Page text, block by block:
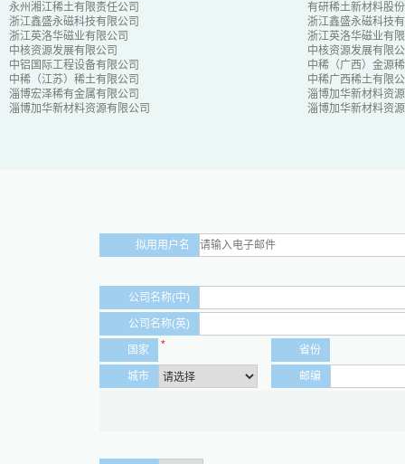
永州湘江稀土有限责任公司
有研稀土新材料股
浙江鑫盛永磁科技有限公司
浙江鑫盛永磁科技
浙江英洛华磁业有限公司
浙江英洛华磁业有
中核资源发展有限公司
中核资源发展有限
中铝国际工程设备有限公司
中稀（广西）金源
中稀（江苏）稀土有限公司
中稀广西稀土有限
淄博宏泽稀有金属有限公司
淄博加华新材料资
淄博加华新材料资源有限公司
淄博加华新材料资
拟用用户名
公司名称(中)
公司名称(英)
国家 * 省份
城市 邮编